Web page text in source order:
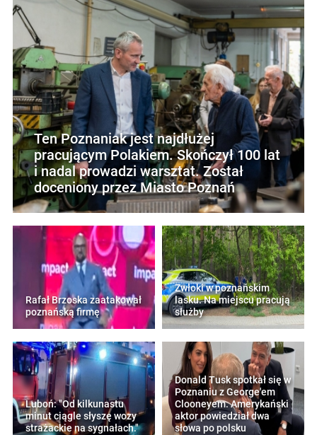
Ten Poznaniak jest najdłużej
pracującym Polakiem. Skończył 100 lat
i nadal prowadzi warsztat. Został
doceniony przez Miasto Poznań
Rafał Brzoska zaatakował
poznańską firmę
Zwłoki w poznańskim
lasku. Na miejscu pracują
służby
Luboń: "Od kilkunastu
minut ciągle słyszę wozy
strażackie na sygnałach."
Donald Tusk spotkał się w
Poznaniu z George'em
Clooneyem. Amerykański
aktor powiedział dwa
słowa po polsku